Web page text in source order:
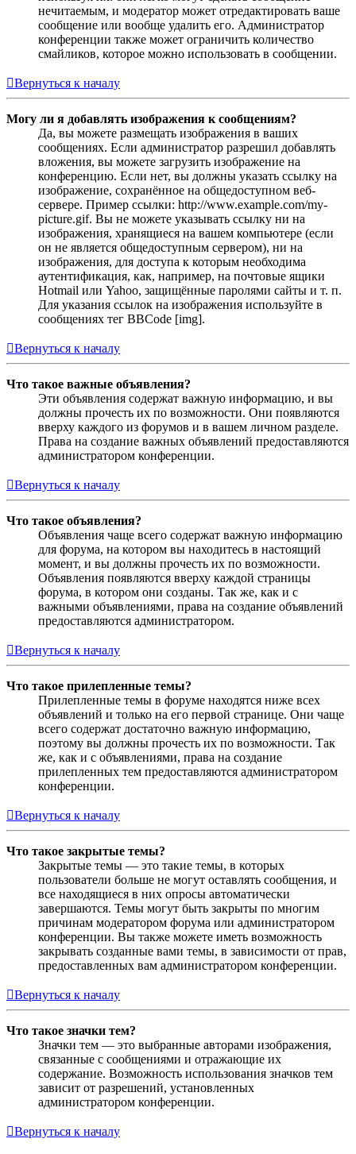
нечитаемым, и модератор может отредактировать ваше
сообщение или вообще удалить его. Администратор
конференции также может ограничить количество
смайликов, которое можно использовать в сообщении.
Вернуться к началу
Могу ли я добавлять изображения к сообщениям?
Да, вы можете размещать изображения в ваших
сообщениях. Если администратор разрешил добавлять
вложения, вы можете загрузить изображение на
конференцию. Если нет, вы должны указать ссылку на
изображение, сохранённое на общедоступном веб-
сервере. Пример ссылки: http://www.example.com/my-
picture.gif. Вы не можете указывать ссылку ни на
изображения, хранящиеся на вашем компьютере (если
он не является общедоступным сервером), ни на
изображения, для доступа к которым необходима
аутентификация, как, например, на почтовые ящики
Hotmail или Yahoo, защищённые паролями сайты и т. п.
Для указания ссылок на изображения используйте в
сообщениях тег BBCode [img].
Вернуться к началу
Что такое важные объявления?
Эти объявления содержат важную информацию, и вы
должны прочесть их по возможности. Они появляются
вверху каждого из форумов и в вашем личном разделе.
Права на создание важных объявлений предоставляются
администратором конференции.
Вернуться к началу
Что такое объявления?
Объявления чаще всего содержат важную информацию
для форума, на котором вы находитесь в настоящий
момент, и вы должны прочесть их по возможности.
Объявления появляются вверху каждой страницы
форума, в котором они созданы. Так же, как и с
важными объявлениями, права на создание объявлений
предоставляются администратором.
Вернуться к началу
Что такое прилепленные темы?
Прилепленные темы в форуме находятся ниже всех
объявлений и только на его первой странице. Они чаще
всего содержат достаточно важную информацию,
поэтому вы должны прочесть их по возможности. Так
же, как и с объявлениями, права на создание
прилепленных тем предоставляются администратором
конференции.
Вернуться к началу
Что такое закрытые темы?
Закрытые темы — это такие темы, в которых
пользователи больше не могут оставлять сообщения, и
все находящиеся в них опросы автоматически
завершаются. Темы могут быть закрыты по многим
причинам модератором форума или администратором
конференции. Вы также можете иметь возможность
закрывать созданные вами темы, в зависимости от прав,
предоставленных вам администратором конференции.
Вернуться к началу
Что такое значки тем?
Значки тем — это выбранные авторами изображения,
связанные с сообщениями и отражающие их
содержание. Возможность использования значков тем
зависит от разрешений, установленных
администратором конференции.
Вернуться к началу